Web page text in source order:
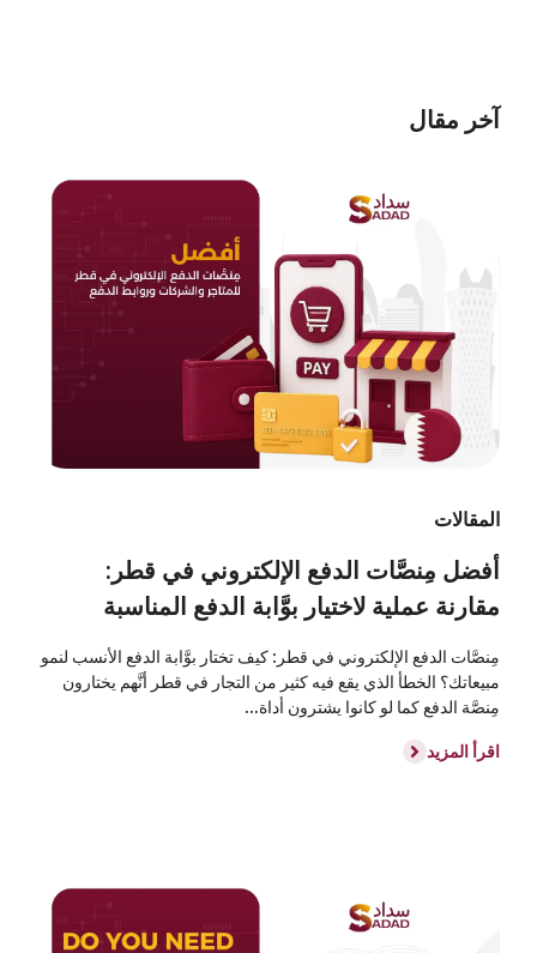
آخر مقال
المقالات
أفضل مِنصَّات الدفع الإلكتروني في قطر:
مقارنة عملية لاختيار بوَّابة الدفع المناسبة
مِنصَّات الدفع الإلكتروني في قطر: كيف تختار بوَّابة الدفع الأنسب لنمو
مبيعاتك؟ الخطأ الذي يقع فيه كثير من التجار في قطر أنَّهم يختارون
مِنصَّة الدفع كما لو كانوا يشترون أداة...
اقرأ المزيد